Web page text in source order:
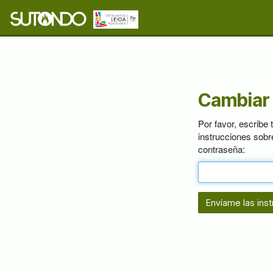
Por favor, escribe
instrucciones
contraseña: